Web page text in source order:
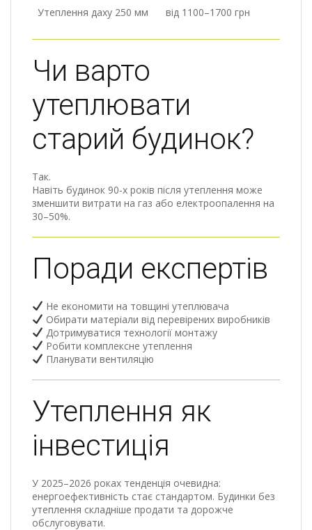
Утеплення даху 250 мм
від 1100–1700 грн
Чи варто
утеплювати
старий будинок?
Так.
Навіть будинок 90-х років після утеплення може
зменшити витрати на газ або електроопалення на
30–50%.
Поради експертів
Не економити на товщині утеплювача
Обирати матеріали від перевірених виробників
Дотримуватися технології монтажу
Робити комплексне утеплення
Планувати вентиляцію
Утеплення як
інвестиція
У 2025–2026 роках тенденція очевидна:
енергоефективність стає стандартом. Будинки без
утеплення складніше продати та дорожче
обслуговувати.